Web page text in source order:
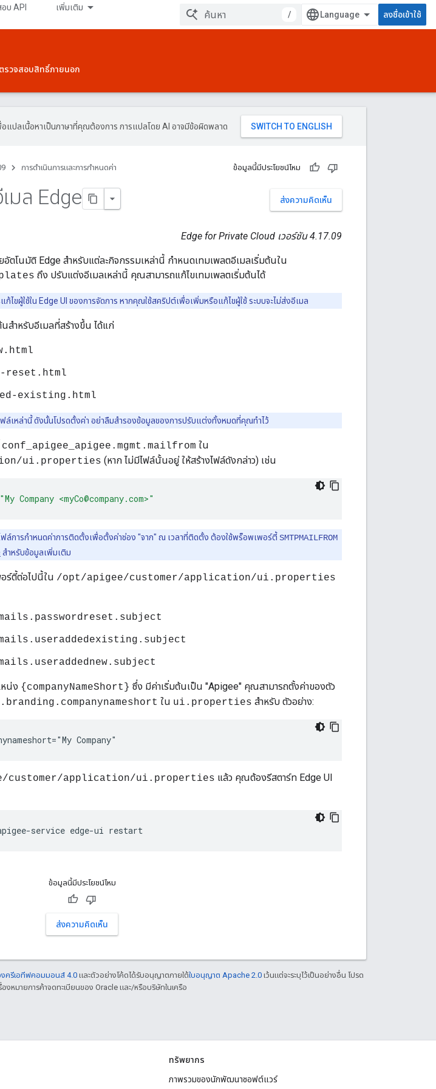
บ API เพิ่มเติม
/ ลงชื่อเข้าใช้
รวจสอบสิทธิ์ภายนอก
อแปลเนื้อหาเป็นภาษาที่คุณต้องการ การแปลโดย AI อาจมีข้อผิดพลาด
การดําเนินการและการกําหนดค่า ข้อมูลนี้มีประโยชน์ไหม
ส่งความคิดเห็น
มล Edge
Edge for Private Cloud เวอร์ชัน 4.17.09
ตโนมัติ Edge สำหรับแต่ละกิจกรรมเหล่านี้ กำหนดเทมเพลตอีเมลเริ่มต้นใน
ถึง ปรับแต่งอีเมลเหล่านี้ คุณสามารถแก้ไขเทมเพลตเริ่มต้นได้
ก้ไขผู้ใช้ใน Edge UI ของการจัดการ หากคุณใช้สคริปต์เพื่อเพิ่มหรือแก้ไขผู้ใช้ ระบบจะไม่ส่งอีเมล
สำหรับอีเมลที่สร้างขึ้น ได้แก่
reset.html
existing.html
ล์เหล่านี้ ดังนั้นโปรดตั้งค่า อย่าลืมสำรองข้อมูลของการปรับแต่งทั้งหมดที่คุณทำไว้
conf_apigee_apigee.mgmt.mailfrom ใน
ui.properties (หาก ไม่มีไฟล์นั้นอยู่ ให้สร้างไฟล์ดังกล่าว) เช่น
"My Company <myCo@company.com>"
ฟล์การกำหนดค่าการติดตั้งเพื่อตั้งค่าช่อง "จาก" ณ เวลาที่ติดตั้ง ต้องใช้พร็อพเพอร์ตี้ SMTPMAILFROM
สำหรับข้อมูลเพิ่มเติม
ร์ตี้ต่อไปนี้ใน /opt/apigee/customer/application/ui.properties
หน่ง {companyNameShort} ซึ่ง มีค่าเริ่มต้นเป็น "Apigee" คุณสามารถตั้งค่าของตัว
ใน ui.properties สำหรับ ตัวอย่าง:
Company"
customer/application/ui.properties แล้ว คุณต้องรีสตาร์ท Edge UI
service edge-ui restart
ข้อมูลนี้มีประโยชน์ไหม
ส่งความคิดเห็น
ครีเอทีฟคอมมอนส์ 4.0 และตัวอย่างโค้ดได้รับอนุญาตภายใต้ใบอนุญาต Apache 2.0 เว้นแต่จะระบุไว้เป็นอย่างอื่น โปรด
องหมายการค้าจดทะเบียนของ Oracle และ/หรือบริษัทในเครือ
ทรัพยากร
ภาพรวมของนักพัฒนาซอฟต์แวร์